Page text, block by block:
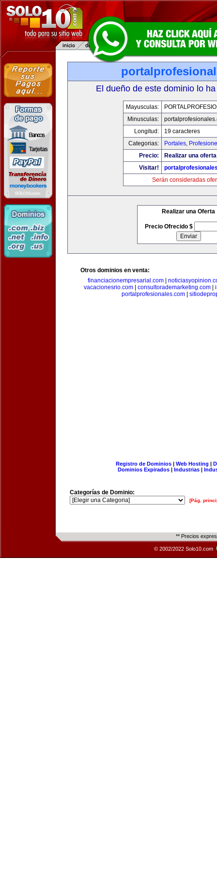
El dueño de este dominio lo
Mayusculas:
Minusculas:
Longitud:
19 caracteres
Categorias:
Portales,
Precio:
Realizar una
Visitar!
Serán consideradas
Realizar una Oferta
Precio Ofrecido $
Otros dominios en venta:
financiacionempresarial.com
vacacionesrio.com
consultorademarketing.com
portalprofesionales.com|
Registro de Dominios| Web Hosting |
Dominios Expirados | Industrias |
Categorías de Dominio:
[Pág.
** Precios
© 2002/2022 Solo10.com